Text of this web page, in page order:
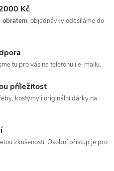
Kč
obratem, objednávky odesíláme do
tu pro vás na telefonu i e-mailu.
příležitost
kostýmy i originální dárky na
zkušeností. Osobní přístup je pro